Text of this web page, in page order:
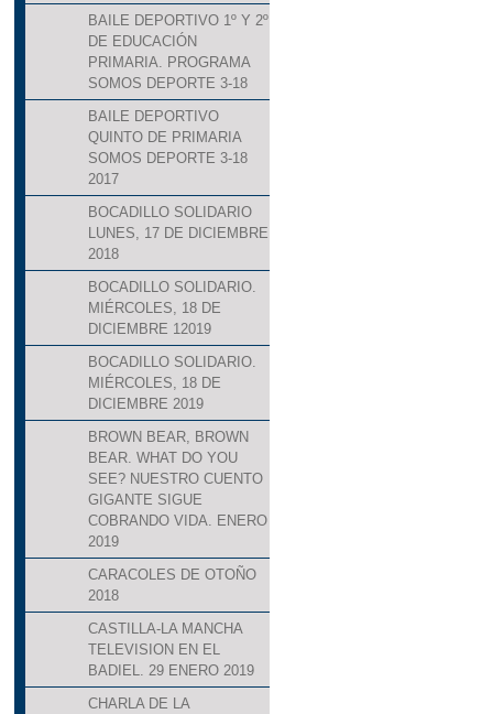
BAILE DEPORTIVO 1º Y 2º
DE EDUCACIÓN
PRIMARIA. PROGRAMA
SOMOS DEPORTE 3-18
BAILE DEPORTIVO
QUINTO DE PRIMARIA
SOMOS DEPORTE 3-18
2017
BOCADILLO SOLIDARIO
LUNES, 17 DE DICIEMBRE
2018
BOCADILLO SOLIDARIO.
MIÉRCOLES, 18 DE
DICIEMBRE 12019
BOCADILLO SOLIDARIO.
MIÉRCOLES, 18 DE
DICIEMBRE 2019
BROWN BEAR, BROWN
BEAR. WHAT DO YOU
SEE? NUESTRO CUENTO
GIGANTE SIGUE
COBRANDO VIDA. ENERO
2019
CARACOLES DE OTOÑO
2018
CASTILLA-LA MANCHA
TELEVISION EN EL
BADIEL. 29 ENERO 2019
CHARLA DE LA